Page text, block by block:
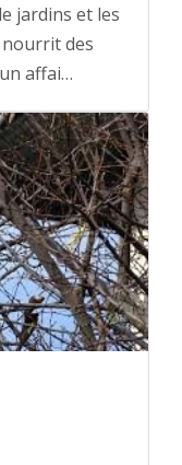
jardins et les
des
affai…